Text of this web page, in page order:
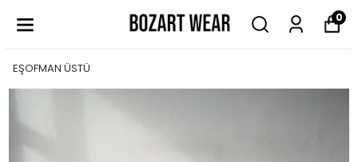
0
EŞOFMAN ÜSTÜ